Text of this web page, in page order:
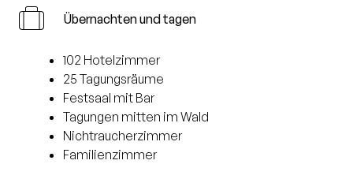
Übernachten und tagen
102 Hotelzimmer
25 Tagungsräume
Festsaal mit Bar
Tagungen mitten im Wald
Nichtraucherzimmer
Familienzimmer